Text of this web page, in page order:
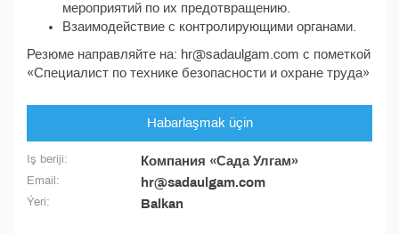
мероприятий по их предотвращению.
Взаимодействие с контролирующими органами.
Резюме направляйте на: hr@sadaulgam.com с пометкой
«Специалист по технике безопасности и охране труда»
Habarlaşmak üçin
Iş beriji: Компания «Сада Улгам»
Email: hr@sadaulgam.com
Ýeri: Balkan